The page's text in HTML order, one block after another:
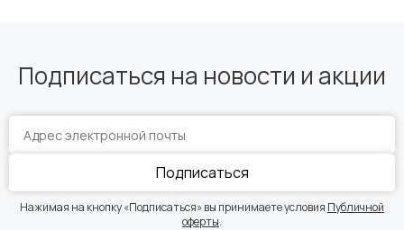
Подписаться на новости и акции
Подписаться
Нажимая на кнопку «Подписаться» вы принимаете условия Публичной
оферты.